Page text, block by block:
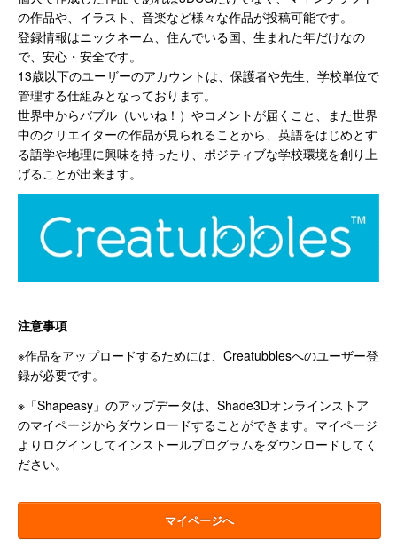
の作品や、イラスト、音楽など様々な作品が投稿可能です。
登録情報はニックネーム、住んでいる国、生まれた年だけなの
で、安心・安全です。
13歳以下のユーザーのアカウントは、保護者や先生、学校単位で
管理する仕組みとなっております。
世界中からバブル（いいね！）やコメントが届くこと、また世界
中のクリエイターの作品が見られることから、英語をはじめとす
る語学や地理に興味を持ったり、ポジティブな学校環境を創り上
げることが出来ます。
注意事項
※作品をアップロードするためには、Creatubblesへのユーザー登
録が必要です。
※「Shapeasy」のアップデータは、Shade3Dオンラインストア
のマイページからダウンロードすることができます。マイページ
よりログインしてインストールプログラムをダウンロードしてく
ださい。
マイページへ